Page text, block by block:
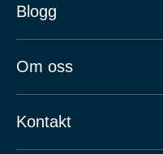
Blogg
Om oss
Kontakt